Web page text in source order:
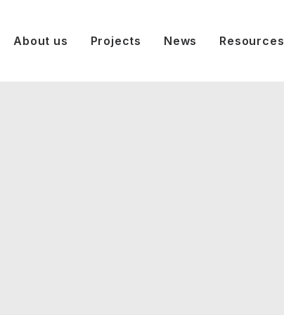
About us Projects News Resources